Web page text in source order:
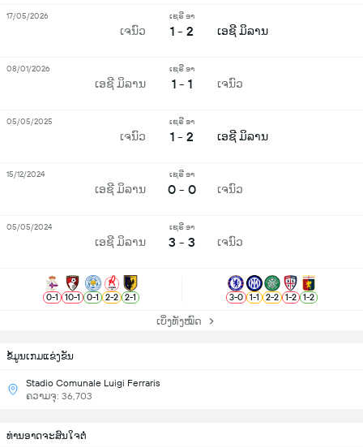
ຂ້ໍມູນເກມແຂ່ງຂັນ
Stadio Comunale Luigi Ferraris
ຄວາມຈຸ: 36,703
ເຈນົວ
ເຊຣີ ອາ
1 - 2 ເອຊີ ມິລານ
17/05/2026
ເອຊີ ມິລານ
ເຊຣີ ອາ
1 - 1 ເຈນົວ
08/01/2026
ເຈນົວ
ເຊຣີ ອາ
1 - 2 ເອຊີ ມິລານ
05/05/2025
ເອຊີ ມິລານ
ເຊຣີ ອາ
0 - 0 ເຈນົວ
15/12/2024
ເອຊີ ມິລານ
ເຊຣີ ອາ
3 - 3 ເຈນົວ
05/05/2024
0-1 10-1 0-1 2-2 2-1 3-0 1-1 2-2 1-2 1-2
ເບິ່ງທັງໝົດ
ທ່ານອາດຈະສົນໃຈຕໍ່